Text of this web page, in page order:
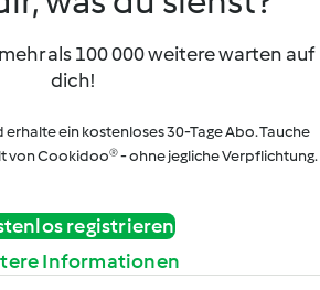
als 100 000 weitere warten auf
dich!
erhalte ein kostenloses 30-Tage Abo. Tauche
von Cookidoo® - ohne jegliche Verpflichtung.
registrieren
Informationen